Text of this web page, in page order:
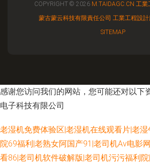
COPYRIGHT © 2026 M.TAIDAGC.CN 工業
蒙古蒙云科技有限責任公司 工業工程設計
SITEMAP
感谢您访问我们的网站，您可能还对以下
电子科技有限公司
老湿机免费体验区|老湿机在线观看片|老
院69福利|老熟女阿国产91|老司机Av电影
看86|老司机软件破解版|老司机污污福利